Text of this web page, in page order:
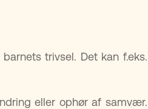
trivsel. Det kan f.eks.
eller ophør af samvær.